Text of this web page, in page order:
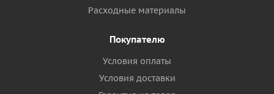
Расходные материалы
Покупателю
Условия оплаты
Условия доставки